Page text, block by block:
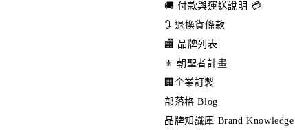
🚚 付款與運送說明 💳
🔃 退換貨條款
🏬 品牌列表
⚜️ 朝聖者計畫
🏢企業訂製
部落格 Blog
品牌知識庫 Brand Knowledge